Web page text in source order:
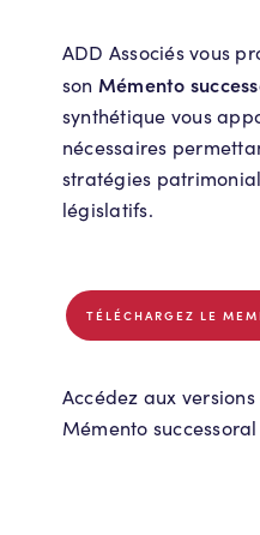
ADD Associés vous
son Mémento
synthétique vous
nécessaires
stratégies
législatifs.
TÉLÉCHARGEZ LE
Accédez aux
Mémento successoral